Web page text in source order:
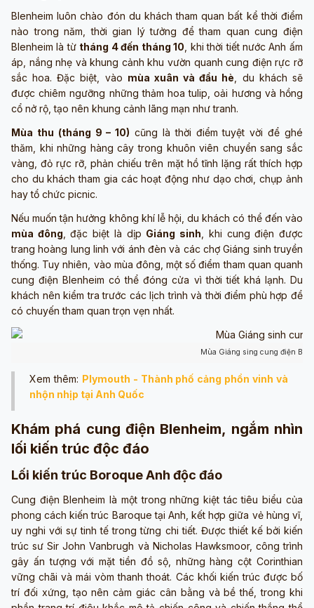
Blenheim luôn chào đón du khách tham quan bất kể thời điểm
nào trong năm, thời gian lý tưởng để tham quan cung điện
Blenheim là từ tháng 4 đến tháng 10 , khi thời tiết nước Anh ấm
áp, nắng nhẹ và khung cảnh khu vườn quanh cung điện rực rỡ
sắc hoa. Đặc biệt, vào mùa xuân và đầu hè , du khách sẽ
được chiêm ngưỡng những thảm hoa tulip, oải hương và hồng
cổ nở rộ, tạo nên khung cảnh lãng mạn như tranh.
Mùa thu (tháng 9 – 10) cũng là thời điểm tuyệt vời để ghé
thăm, khi những hàng cây trong khuôn viên chuyển sang sắc
vàng, đỏ rực rỡ, phản chiếu trên mặt hồ tĩnh lặng rất thích hợp
cho du khách tham gia các hoạt động như dạo chơi, chụp ảnh
hay tổ chức picnic.
Nếu muốn tận hưởng không khí lễ hội, du khách có thể đến vào
mùa đông , đặc biệt là dịp Giáng sinh , khi cung điện được
trang hoàng lung linh với ánh đèn và các chợ Giáng sinh truyền
thống. Tuy nhiên, vào mùa đông, một số điểm tham quan quanh
cung điện Blenheim có thể đóng cửa vì thời tiết khá lạnh. Du
khách nên kiểm tra trước các lịch trình và thời điểm phù hợp để
có chuyến tham quan trọn vẹn nhất.
Mùa Giáng sing cung điện
Xem thêm: Plymouth - Thành phố cảng phồn vinh và
nhộn nhịp tại Anh Quốc
Khám phá cung điện Blenheim, ngắm nhìn
lối kiến trúc độc đáo
Lối kiến trúc Boroque Anh độc đáo
Cung điện Blenheim là một trong những kiệt tác tiêu biểu của
phong cách kiến trúc Baroque tại Anh, kết hợp giữa vẻ hùng vĩ,
uy nghi với sự tinh tế trong từng chi tiết. Được thiết kế bởi kiến
trúc sư Sir John Vanbrugh và Nicholas Hawksmoor, công trình
gây ấn tượng với mặt tiền đồ sộ, những hàng cột Corinthian
vững chãi và mái vòm thanh thoát. Các khối kiến trúc được bố
trí đối xứng, tạo nên cảm giác cân bằng và bề thế, trong khi